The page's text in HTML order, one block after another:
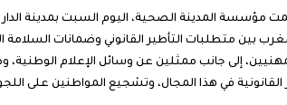
مؤسسة المدينة الصحية، اليوم السبت بمدينة
بين متطلبات التأطير القانوني وضمانات
إلى جانب ممثلين عن وسائل الإعلام الوطنية،
القانونية في هذا المجال، وتشجيع المواطنين على